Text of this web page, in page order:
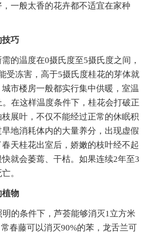
一般太香的花卉都不适宜在家种
技巧
的温度在0摄氏度至5摄氏度之间，
受冻害，高于5摄氏度桂花的芽体就
市楼房一般都实行集中供暖，室温
在这样温度条件下，桂花会打破正
展叶，不仅不能经过正常的休眠积
地消耗体内的大量养分，出现虚假
天桂花出室后，娇嫩的枝叶经不起
就会萎蔫、干枯。如果连续2年至3
。
植物
的条件下，芦荟能够消灭1立方米
春藤可以消灭90%的苯，龙舌兰可